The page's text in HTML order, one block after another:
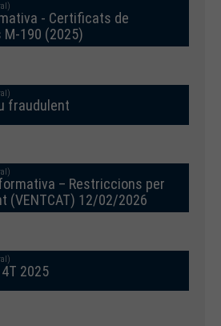
- Certificats de
190 (2025)
fraudulent
– Restriccions per
(VENTCAT) 12/02/2026
2025